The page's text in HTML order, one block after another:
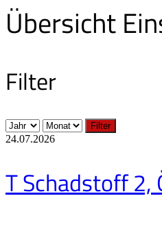
Übersicht
Filter
Filter
24.07.2026
T Schadstoff 2,